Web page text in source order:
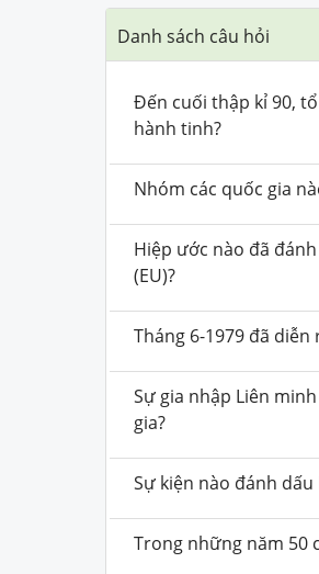
Danh sách câu hỏi
Đến cuối thập kỉ 90,
hành tinh?
Nhóm các quốc gia
Hiệp ước nào đã
(EU)?
Tháng 6-1979 đã diễn
Sự gia nhập Liên
gia?
Sự kiện nào đánh
Trong những năm 50